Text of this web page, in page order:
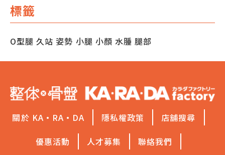
標籤
O型腿 久站 姿勢 小腿 小顏 水腫 腿部
關於 KA·RA·DA 隱私權政策
店舖搜尋
優惠活動
人才募集 聯絡我們